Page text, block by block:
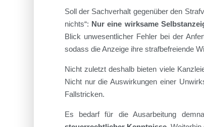
Soll der Sachverhalt gegenüber den
nichts“: Nur eine wirksame
Blick unwesentlicher Fehler bei der
sodass die Anzeige ihre strafbefreiende
Nicht zuletzt deshalb bieten viele
Nicht nur die Auswirkungen einer
Fallstricken.
Es bedarf für die Ausarbeitung